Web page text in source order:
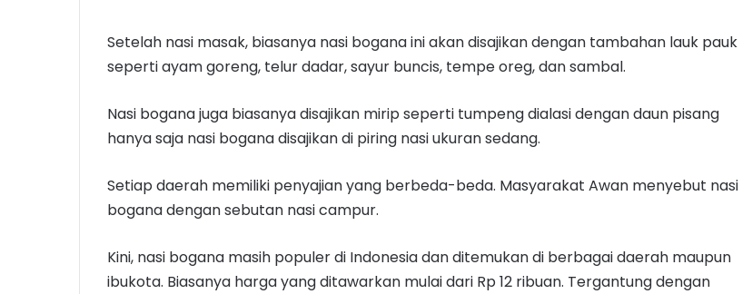
Setelah nasi masak, biasanya nasi bogana ini akan disajikan dengan tambahan lauk pauk
seperti ayam goreng, telur dadar, sayur buncis, tempe oreg, dan sambal.
Nasi bogana juga biasanya disajikan mirip seperti tumpeng dialasi dengan daun pisang
hanya saja nasi bogana disajikan di piring nasi ukuran sedang.
Setiap daerah memiliki penyajian yang berbeda-beda. Masyarakat Awan menyebut nasi
bogana dengan sebutan nasi campur.
Kini, nasi bogana masih populer di Indonesia dan ditemukan di berbagai daerah maupun
ibukota. Biasanya harga yang ditawarkan mulai dari Rp 12 ribuan. Tergantung dengan